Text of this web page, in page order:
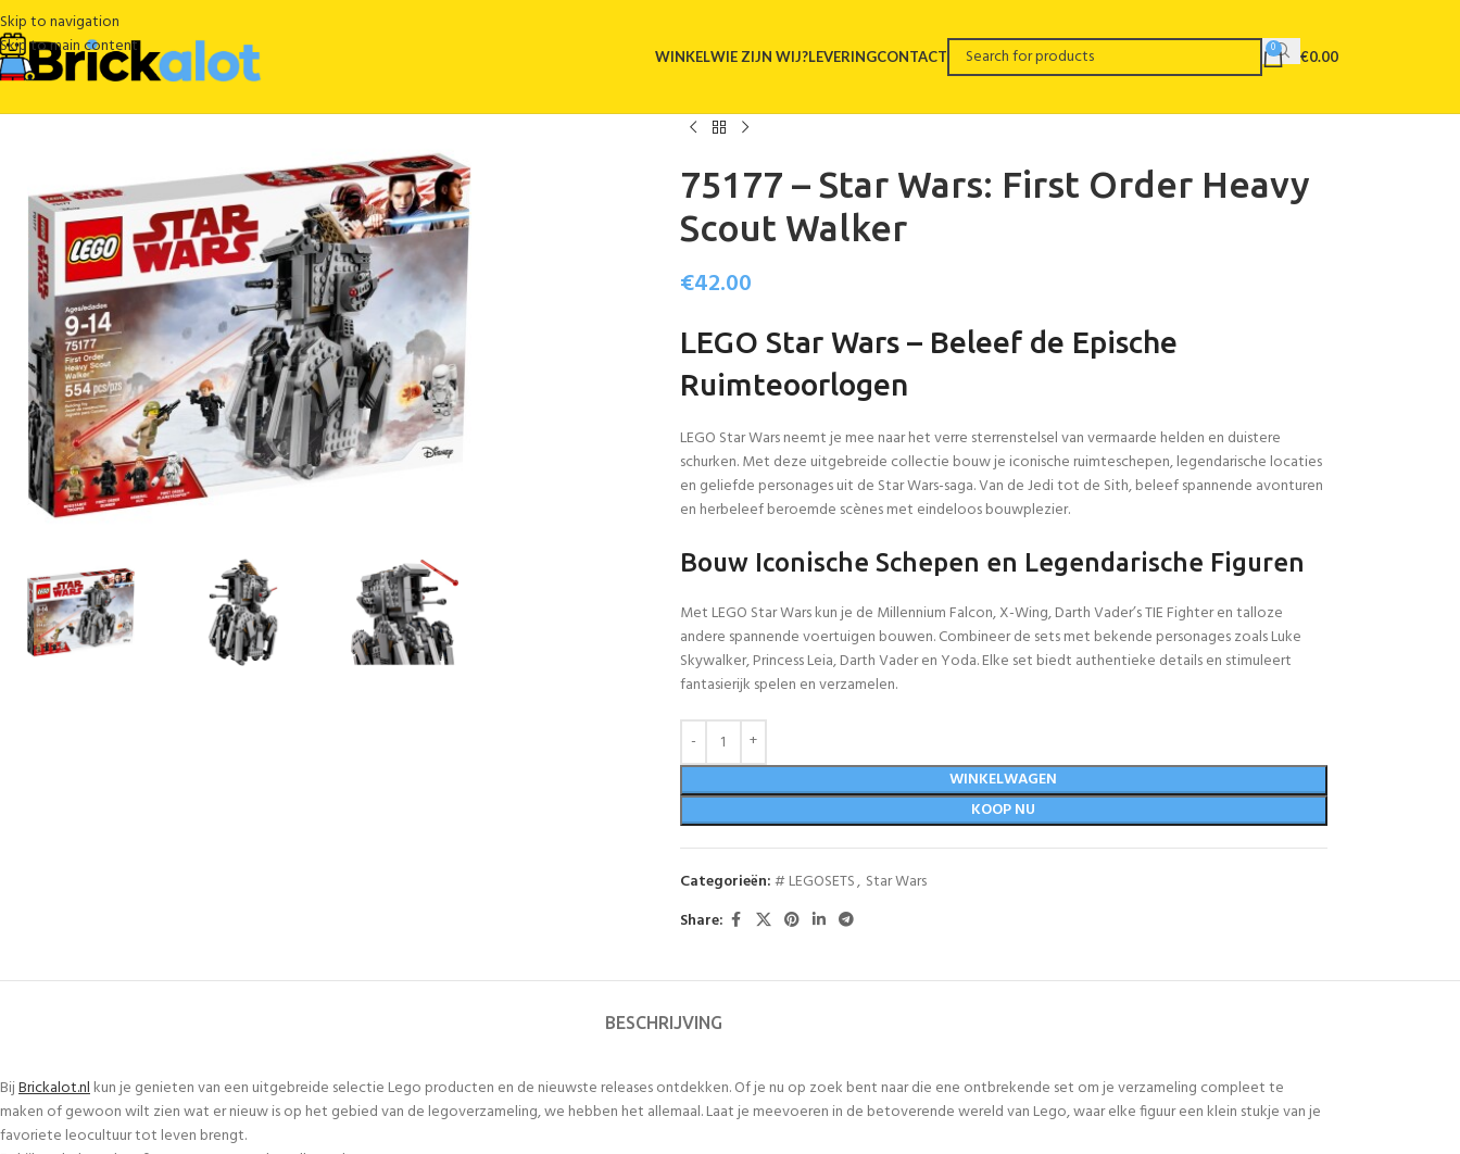
Skip to navigation
Skip to main content
WINKELWIE ZIJN WIJ?LEVERINGCONTACT 0 €0.00
75177 – Star Wars: First Order Heavy
Scout Walker
€42.00
LEGO Star Wars – Beleef de Epische
Ruimteoorlogen
LEGO Star Wars neemt je mee naar het verre sterrenstelsel van vermaarde helden en duistere
schurken. Met deze uitgebreide collectie bouw je iconische ruimteschepen, legendarische locaties
en geliefde personages uit de Star Wars-saga. Van de Jedi tot de Sith, beleef spannende avonturen
en herbeleef beroemde scènes met eindeloos bouwplezier.
Bouw Iconische Schepen en Legendarische Figuren
Met LEGO Star Wars kun je de Millennium Falcon, X-Wing, Darth Vader’s TIE Fighter en talloze
andere spannende voertuigen bouwen. Combineer de sets met bekende personages zoals Luke
Skywalker, Princess Leia, Darth Vader en Yoda. Elke set biedt authentieke details en stimuleert
fantasierijk spelen en verzamelen.
WINKELWAGEN
KOOP NU
Categorieën:# LEGOSETS, Star Wars
Share:
BESCHRIJVING
BijBrickalot.nlkun je genieten van een uitgebreide selectie Lego producten en de nieuwste releases ontdekken. Of je nu op zoek bent naar die ene ontbrekende set om je verzameling compleet te
maken of gewoon wilt zien wat er nieuw is op het gebied van de legoverzameling, we hebben het allemaal. Laat je meevoeren in de betoverende wereld van Lego, waar elke figuur een klein stukje van je
favoriete leocultuur tot leven brengt.